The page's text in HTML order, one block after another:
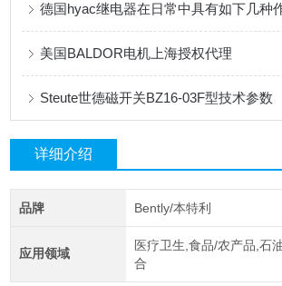
德国hyac继电器在日常中具有如下几种
美国BALDOR电机上海授权代理
Steute世德磁开关BZ16-03F型技术参数
详细介绍
品牌 Bently/本特利
应用领域
医疗卫生,食品/农产品,石
合